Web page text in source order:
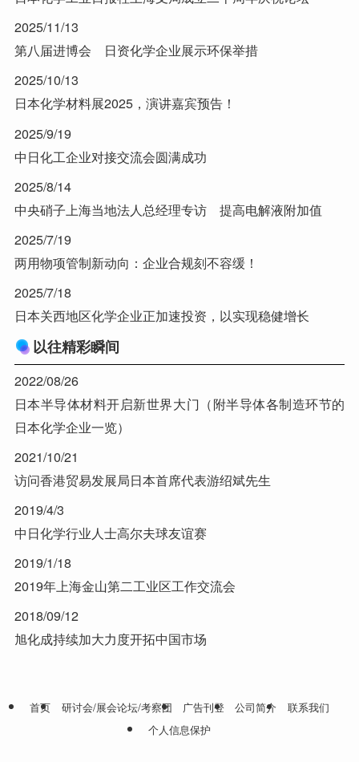
2025/11/13
第八届进博会 日资化学企业展示环保举措
2025/10/13
日本化学材料展2025，演讲嘉宾预告！
2025/9/19
中日化工企业对接交流会圆满成功
2025/8/14
中央硝子上海当地法人总经理专访 提高电解液附加值
2025/7/19
两用物项管制新动向：企业合规刻不容缓！
2025/7/18
日本关西地区化学企业正加速投资，以实现稳健增长
以往精彩瞬间
2022/08/26
日本半导体材料开启新世界大门（附半导体各制造环节的
日本化学企业一览）
2021/10/21
访问香港贸易发展局日本首席代表游绍斌先生
2019/4/3
中日化学行业人士高尔夫球友谊赛
2019/1/18
2019年上海金山第二工业区工作交流会
2018/09/12
旭化成持续加大力度开拓中国市场
首页 研讨会/展会论坛/考察团 广告刊登 公司简介
联系我们
个人信息保护